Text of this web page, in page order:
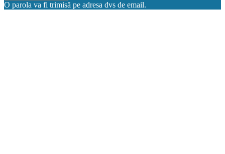
O parola va fi trimisă pe adresa dvs de email.